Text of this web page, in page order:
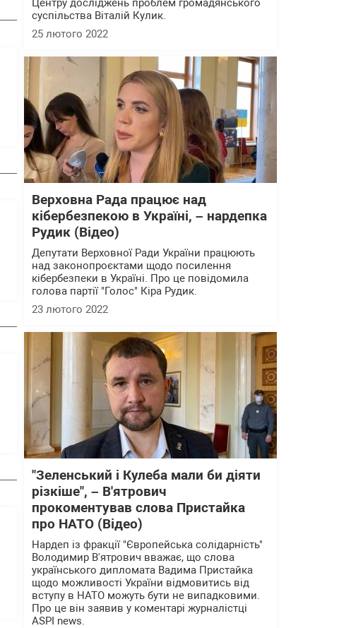
Центру досліджень проблем громадянського
суспільства Віталій Кулик.
25 лютого 2022
Верховна Рада працює над
кібербезпекою в Україні, – нардепка
Рудик (Відео)
Депутати Верховної Ради України працюють
над законопроєктами щодо посилення
кібербезпеки в Україні. Про це повідомила
голова партії "Голос" Кіра Рудик.
23 лютого 2022
"Зеленський і Кулеба мали би діяти
різкіше", – В'ятрович
прокоментував слова Пристайка
про НАТО (Відео)
Нардеп із фракції "Європейська солідарність"
Володимир В'ятрович вважає, що слова
українського дипломата Вадима Пристайка
щодо можливості України відмовитись від
вступу в НАТО можуть бути не випадковими.
Про це він заявив у коментарі журналістці
ASPI news.